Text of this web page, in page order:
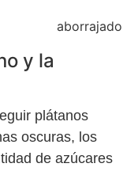
y la
plátanos
oscuras, los
de azúcares